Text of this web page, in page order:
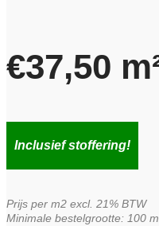
€37,50
Inclusief stoffering!
Prijs per m2 excl. 21% BTW
Minimale bestelgrootte: 100